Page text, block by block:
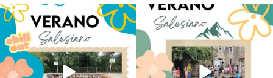
Los alumnos de 6º de Primaria, 1º y 2º
de la ESO...
145 2
La diversión y la alegría también se han
sentido...
92 0